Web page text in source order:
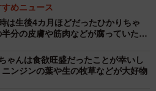
すめニュース
は生後4カ月ほどだったひかりちゃ
分の皮膚や筋肉などが腐っていたと
ゃんは食欲旺盛だったことが幸いし
ンジンの葉や生の牧草などが大好物